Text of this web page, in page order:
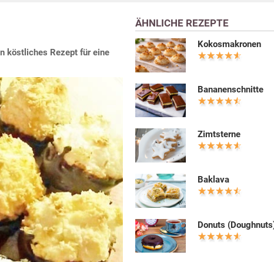
köstliches Rezept für eine
ÄHNLICHE REZEPTE
Kokosmakronen
Bananenschnitte
Zimtsterne
Baklava
Donuts